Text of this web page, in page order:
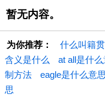
暂无内容。
为你推荐： 什么叫籍贯
含义是什么
at all是什么
制方法
eagle是什么意思
思